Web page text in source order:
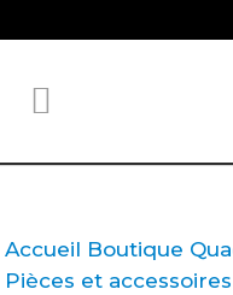
Accueil Boutique
Pièces et accessoires